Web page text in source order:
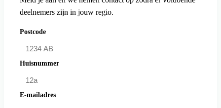
deelnemers zijn in jouw regio.
Postcode
Huisnummer
E-mailadres